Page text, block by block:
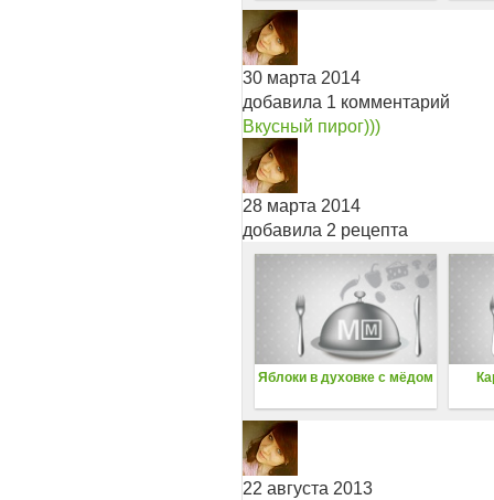
30 марта 2014
добавила 1 комментарий
Вкусный пирог)))
28 марта 2014
добавила 2 рецепта
Яблоки в духовке с мёдом
22 августа 2013